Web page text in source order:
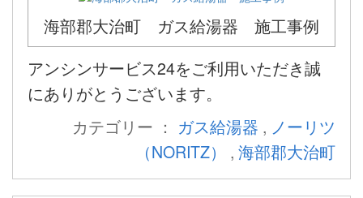
海部郡大治町 ガス給湯器 施工事例
アンシンサービス24をご利用いただき誠
にありがとうございます。
カテゴリー ： ガス給湯器 , ノーリツ
（NORITZ）
, 海部郡大治町